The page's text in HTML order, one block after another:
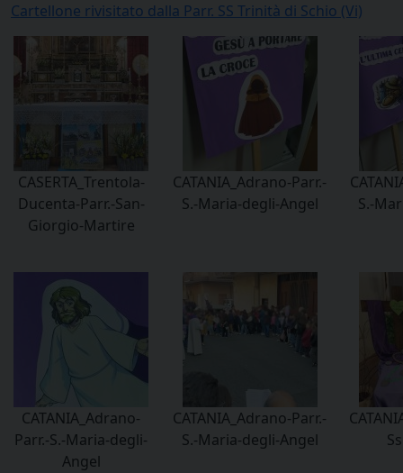
Cartellone rivisitato dalla Parr. SS Trinità di Schio (Vi)
CASERTA_Trentola-
Ducenta-Parr.-San-
Giorgio-Martire
CATANIA_Adrano-Parr.-
S.-Maria-degli-Angel
S.-
CATANIA_Adrano-
Parr.-S.-Maria-degli-
Angel
CATANIA_Adrano-Parr.-
S.-Maria-degli-Angel